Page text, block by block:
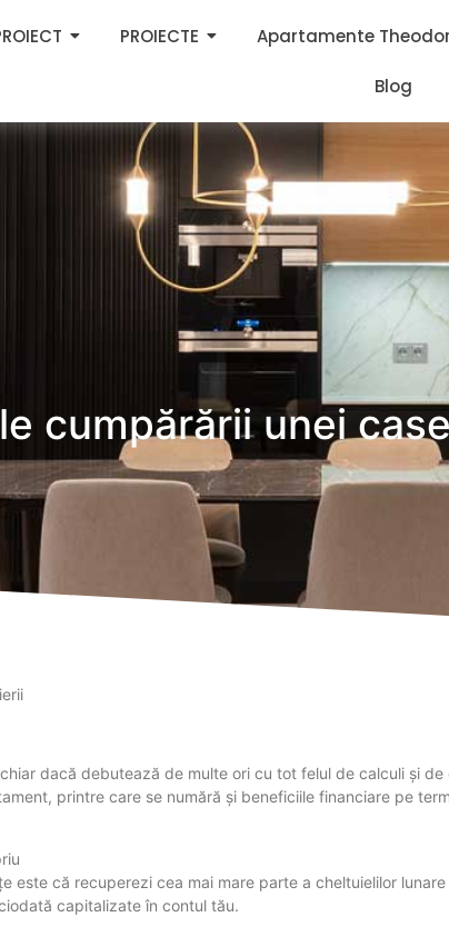
PROIECTE Apartamente
Blog
cumpărării unei case
dacă debutează de multe ori cu tot felul de calculi și
printre care se numără și beneficiile financiare pe
este că recuperezi cea mai mare parte a cheltuielilor
capitalizate în contul tău.